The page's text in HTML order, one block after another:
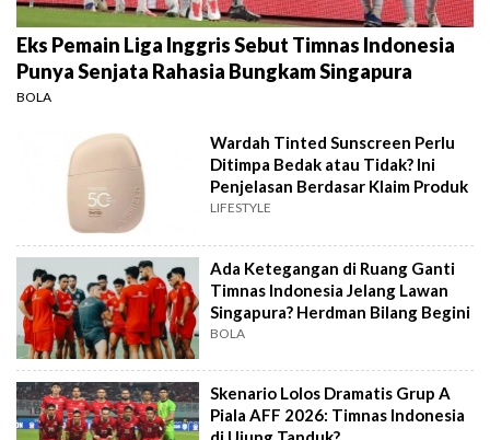
Eks Pemain Liga Inggris Sebut Timnas Indonesia
Punya Senjata Rahasia Bungkam Singapura
BOLA
Wardah Tinted Sunscreen Perlu
Ditimpa Bedak atau Tidak? Ini
Penjelasan Berdasar Klaim Produk
LIFESTYLE
Ada Ketegangan di Ruang Ganti
Timnas Indonesia Jelang Lawan
Singapura? Herdman Bilang Begini
BOLA
Skenario Lolos Dramatis Grup A
Piala AFF 2026: Timnas Indonesia